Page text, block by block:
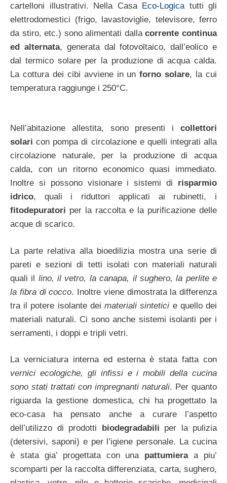
cartelloni illustrativi. Nella Casa Eco-Logica tutti gli
elettrodomestici (frigo, lavastoviglie, televisore, ferro
da stiro, etc.) sono alimentati dallacorrente continua
ed alternata, generata dal fotovoltaico, dall’eolico e
dal termico solare per la produzione di acqua calda.
La cottura dei cibi avviene in unforno solare, la cui
temperatura raggiunge i 250°C.
Nell’abitazione allestita, sono presenti i collettori
solari con pompa di circolazione e quelli integrati alla
circolazione naturale, per la produzione di acqua
calda, con un ritorno economico quasi immediato.
Inoltre si possono visionare i sistemi di risparmio
idrico, quali i riduttori applicati ai rubinetti, i
fitodepuratori per la raccolta e la purificazione delle
acque di scarico.
La parte relativa alla bioedilizia mostra una serie di
pareti e sezioni di tetti isolati con materiali naturali
quali il lino, il vetro, la canapa, il sughero, la perlite e
la fibra di cocco. Inoltre viene dimostrata la differenza
tra il potere isolante deimateriali sintetici e quello dei
materiali naturali. Ci sono anche sistemi isolanti per i
serramenti, i doppi e tripli vetri.
La verniciatura interna ed esterna è stata fatta con
vernici ecologiche, gli infissi e i mobili della cucina
sono stati trattati con impregnanti naturali. Per quanto
riguarda la gestione domestica, chi ha progettato la
eco-casa ha pensato anche a curare l’aspetto
dell’utilizzo di prodotti biodegradabili per la pulizia
(detersivi, saponi) e per l’igiene personale. La cucina
è stata gia’ progettata con una pattumieraa piu’
scomparti per la raccolta differenziata, carta, sughero,